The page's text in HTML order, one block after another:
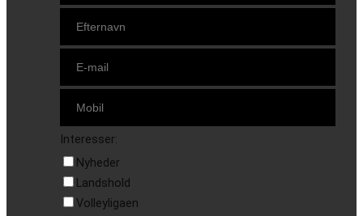
Interesser:
Nyheder
Landshold
Volleyligaen